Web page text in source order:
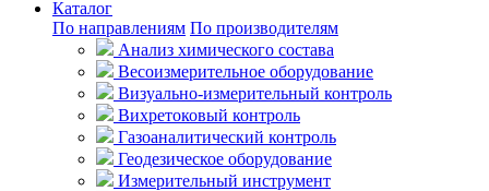
Каталог
По направлениям По производителям
Анализ химического состава
Весоизмерительное оборудование
Визуально-измерительный контроль
Вихретоковый контроль
Газоаналитический контроль
Геодезическое оборудование
Измерительный инструмент